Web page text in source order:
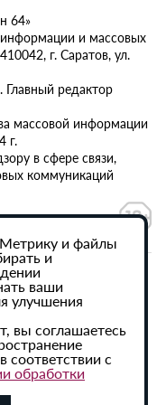
64»
и массовых
г. Саратов, ул.
редактор
массовой информации
г.
в сфере связи,
коммуникаций
данных
активная
и файлы
и
ваши
улучшения
вы соглашаетесь
с
обработки